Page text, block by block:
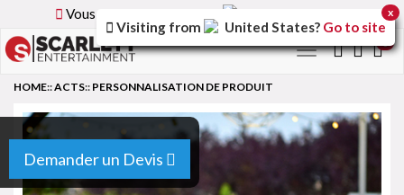
Vous parcourez la version
Toggle
Demander un Devis
HOME::ACTS:: PERSONNALISATION DE PRODUIT
Visiting from United States? Go to site
x